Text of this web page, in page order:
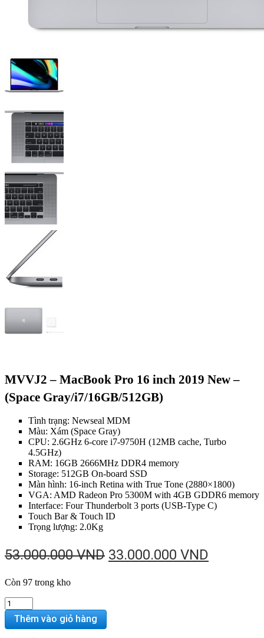
MVVJ2 – MacBook Pro 16 inch 2019 New –
(Space Gray/i7/16GB/512GB)
Tình trạng: Newseal MDM
Màu: Xám (Space Gray)
CPU: 2.6GHz 6-core i7-9750H (12MB cache, Turbo
4.5GHz)
RAM: 16GB 2666MHz DDR4 memory
Storage: 512GB On-board SSD
Màn hình: 16-inch Retina with True Tone (2880×1800)
VGA: AMD Radeon Pro 5300M with 4GB GDDR6 memory
Interface: Four Thunderbolt 3 ports (USB-Type C)
Touch Bar & Touch ID
Trọng lượng: 2.0Kg
53.000.000VND Giá
33.000.000 VND
Còn 97 trong kho
MVVJ2
–
MacBook
Thêm vào giỏ hàng